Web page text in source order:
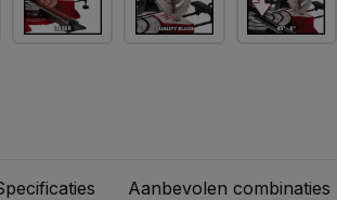
Aanbevolen combinaties